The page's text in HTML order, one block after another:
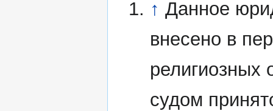
↑ Данное
внесено в
религиозных
судом